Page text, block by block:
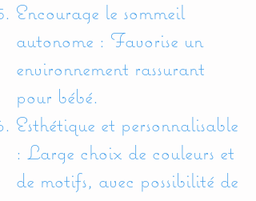
Encourage le sommeil
autonome : Favorise un
environnement rassurant
pour bébé.
Esthétique et personnalisable
: Large choix de couleurs et
de motifs, avec possibilité de